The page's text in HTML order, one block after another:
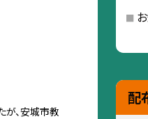
が、安城市教
配